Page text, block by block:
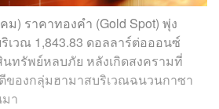
ม) ราคาทองคำ (Gold Spot) พุ่ง
เวณ 1,843.83 ดอลลาร์ต่อออนซ์
ทรัพย์หลบภัย หลังเกิดสงครามที่
ของกลุ่มฮามาสบริเวณฉนวนกาซา
า